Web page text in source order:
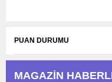
PUAN DURUMU
MAGAZİN